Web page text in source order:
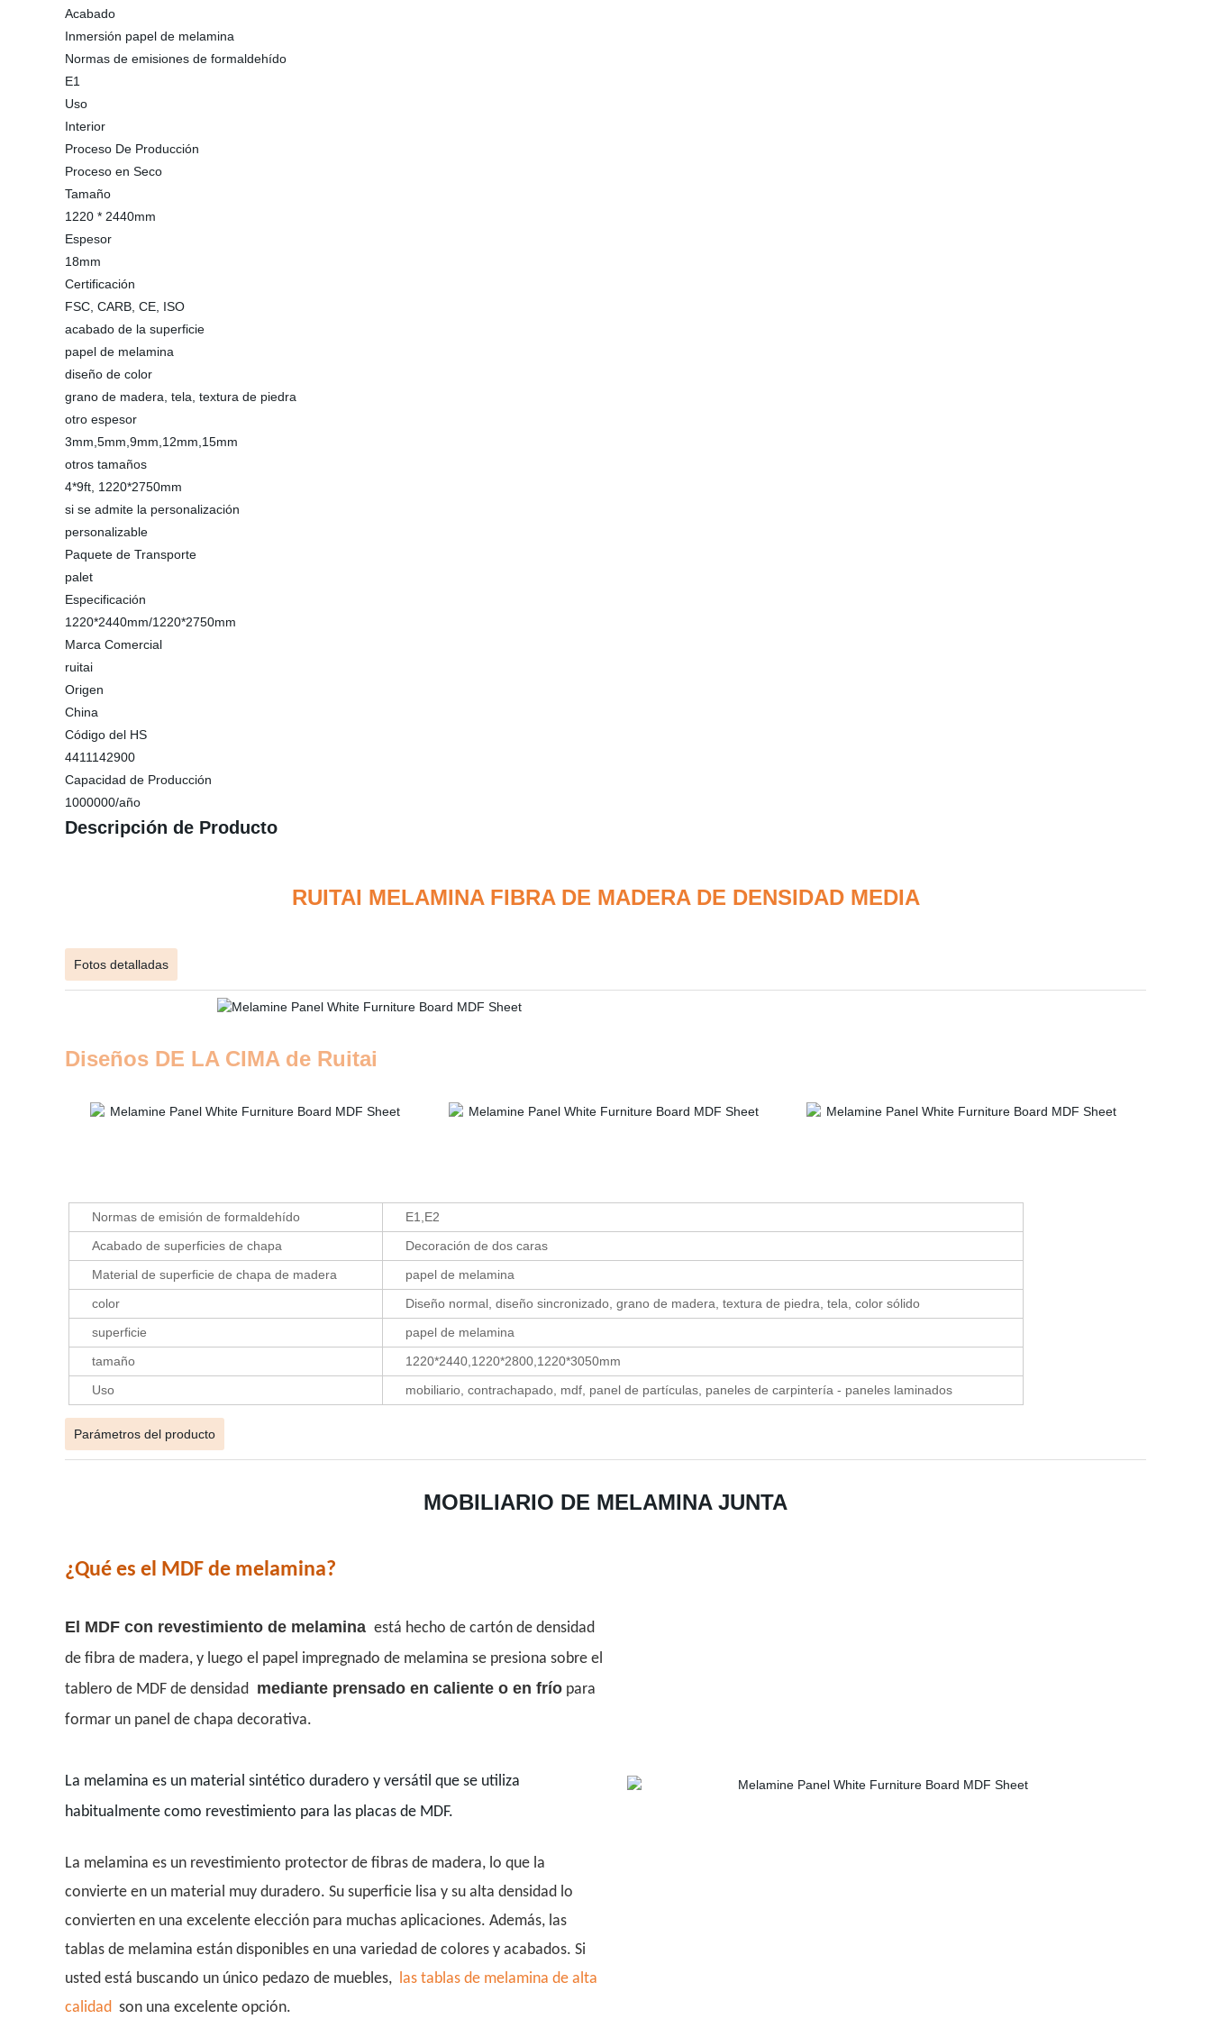
Acabado
Inmersión papel de melamina
Normas de emisiones de formaldehído
E1
Uso
Interior
Proceso De Producción
Proceso en Seco
Tamaño
1220 * 2440mm
Espesor
18mm
Certificación
FSC, CARB, CE, ISO
acabado de la superficie
papel de melamina
diseño de color
grano de madera, tela, textura de piedra
otro espesor
3mm,5mm,9mm,12mm,15mm
otros tamaños
4*9ft, 1220*2750mm
si se admite la personalización
personalizable
Paquete de Transporte
palet
Especificación
1220*2440mm/1220*2750mm
Marca Comercial
ruitai
Origen
China
Código del HS
4411142900
Capacidad de Producción
1000000/año
Descripción de Producto
RUITAI MELAMINA FIBRA DE MADERA DE DENSIDAD MEDIA
Fotos detalladas
Diseños DE LA CIMA de Ruitai
Normas de emisión de formaldehído
E1,E2
Acabado de superficies de chapa
Decoración de dos caras
Material de superficie de chapa de madera
papel de melamina
color
Diseño normal, diseño sincronizado, grano de madera, textura de piedra, tela, color sólido
superficie
papel de melamina
tamaño
1220*2440,1220*2800,1220*3050mm
Uso
mobiliario, contrachapado, mdf, panel de partículas, paneles de carpintería - paneles laminados
Parámetros del producto
MOBILIARIO DE MELAMINA JUNTA
¿Qué es el MDF de melamina?
El MDF con revestimiento de melamina está hecho de cartón de densidad
de fibra de madera, y luego el papel impregnado de melamina se presiona sobre el
tablero de MDF de densidad mediante prensado en caliente o en frío para
formar un panel de chapa decorativa.
La melamina es un material sintético duradero y versátil que se utiliza
habitualmente como revestimiento para las placas de MDF.
La melamina es un revestimiento protector de fibras de madera, lo que la
convierte en un material muy duradero. Su superficie lisa y su alta densidad lo
convierten en una excelente elección para muchas aplicaciones. Además, las
tablas de melamina están disponibles en una variedad de colores y acabados. Si
usted está buscando un único pedazo de muebles, las tablas de melamina de alta
calidad son una excelente opción.